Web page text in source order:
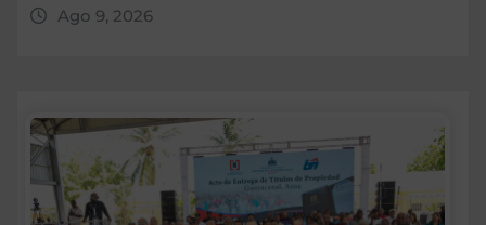
Ago 9, 2026